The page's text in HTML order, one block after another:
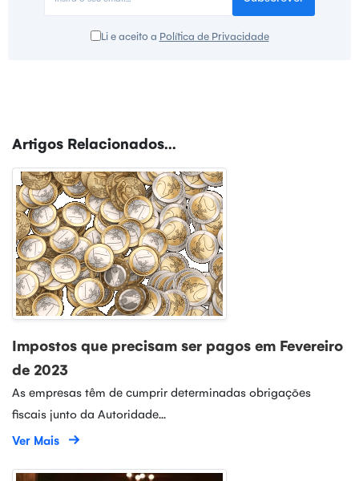
Li e aceito a Política de Privacidade
Artigos Relacionados...
Impostos que precisam ser pagos em Fevereiro
de 2023
As empresas têm de cumprir determinadas obrigações
fiscais junto da Autoridade...
Ver Mais